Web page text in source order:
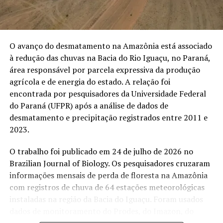
Relacionado
Fogo em florestas públicas
não destinadas cresce 64%
na Amazônia em 2024
Estudo aponta longo período
de recuperação de florestas
O avanço do desmatamento na Amazônia está associado
à redução das chuvas na Bacia do Rio Iguaçu, no Paraná,
área responsável por parcela expressiva da produção
agrícola e de energia do estado. A relação foi
encontrada por pesquisadores da Universidade Federal
do Paraná (UFPR) após a análise de dados de
desmatamento e precipitação registrados entre 2011 e
2023.
O trabalho foi publicado em 24 de julho de 2026 no
Brazilian Journal of Biology. Os pesquisadores cruzaram
informações mensais de perda de floresta na Amazônia
com registros de chuva de 64 estações meteorológicas
instaladas na região da Bacia do Iguaçu. Foram usados